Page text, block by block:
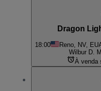
Dragon
18:00 Reno, NV,
Wilbur D.
À venda